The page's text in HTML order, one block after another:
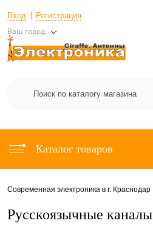
Вход Регистрация
Ваш город:
Каталог товаров
Современная электроника в г. Краснодар
Русскоязычные каналы